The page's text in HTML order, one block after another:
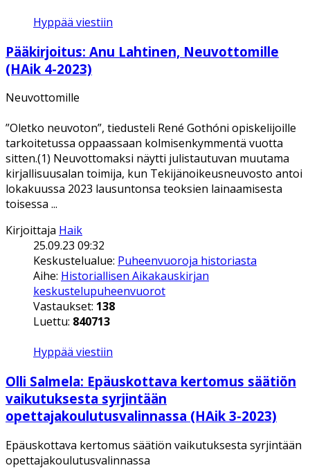
Hyppää viestiin
Pääkirjoitus: Anu Lahtinen, Neuvottomille
(HAik 4-2023)
Neuvottomille
”Oletko neuvoton”, tiedusteli René Gothóni opiskelijoille
tarkoitetussa oppaassaan kolmisenkymmentä vuotta
sitten.(1) Neuvottomaksi näytti julistautuvan muutama
kirjallisuusalan toimija, kun Tekijänoikeusneuvosto antoi
lokakuussa 2023 lausuntonsa teoksien lainaamisesta
toisessa ...
Kirjoittaja Haik
25.09.23 09:32
Keskustelualue: Puheenvuoroja historiasta
Aihe: Historiallisen Aikakauskirjan
keskustelupuheenvuorot
Vastaukset: 138
Luettu: 840713
Hyppää viestiin
Olli Salmela: Epäuskottava kertomus säätiön
vaikutuksesta syrjintään
opettajakoulutusvalinnassa (HAik 3-2023)
Epäuskottava kertomus säätiön vaikutuksesta syrjintään
opettajakoulutusvalinnassa